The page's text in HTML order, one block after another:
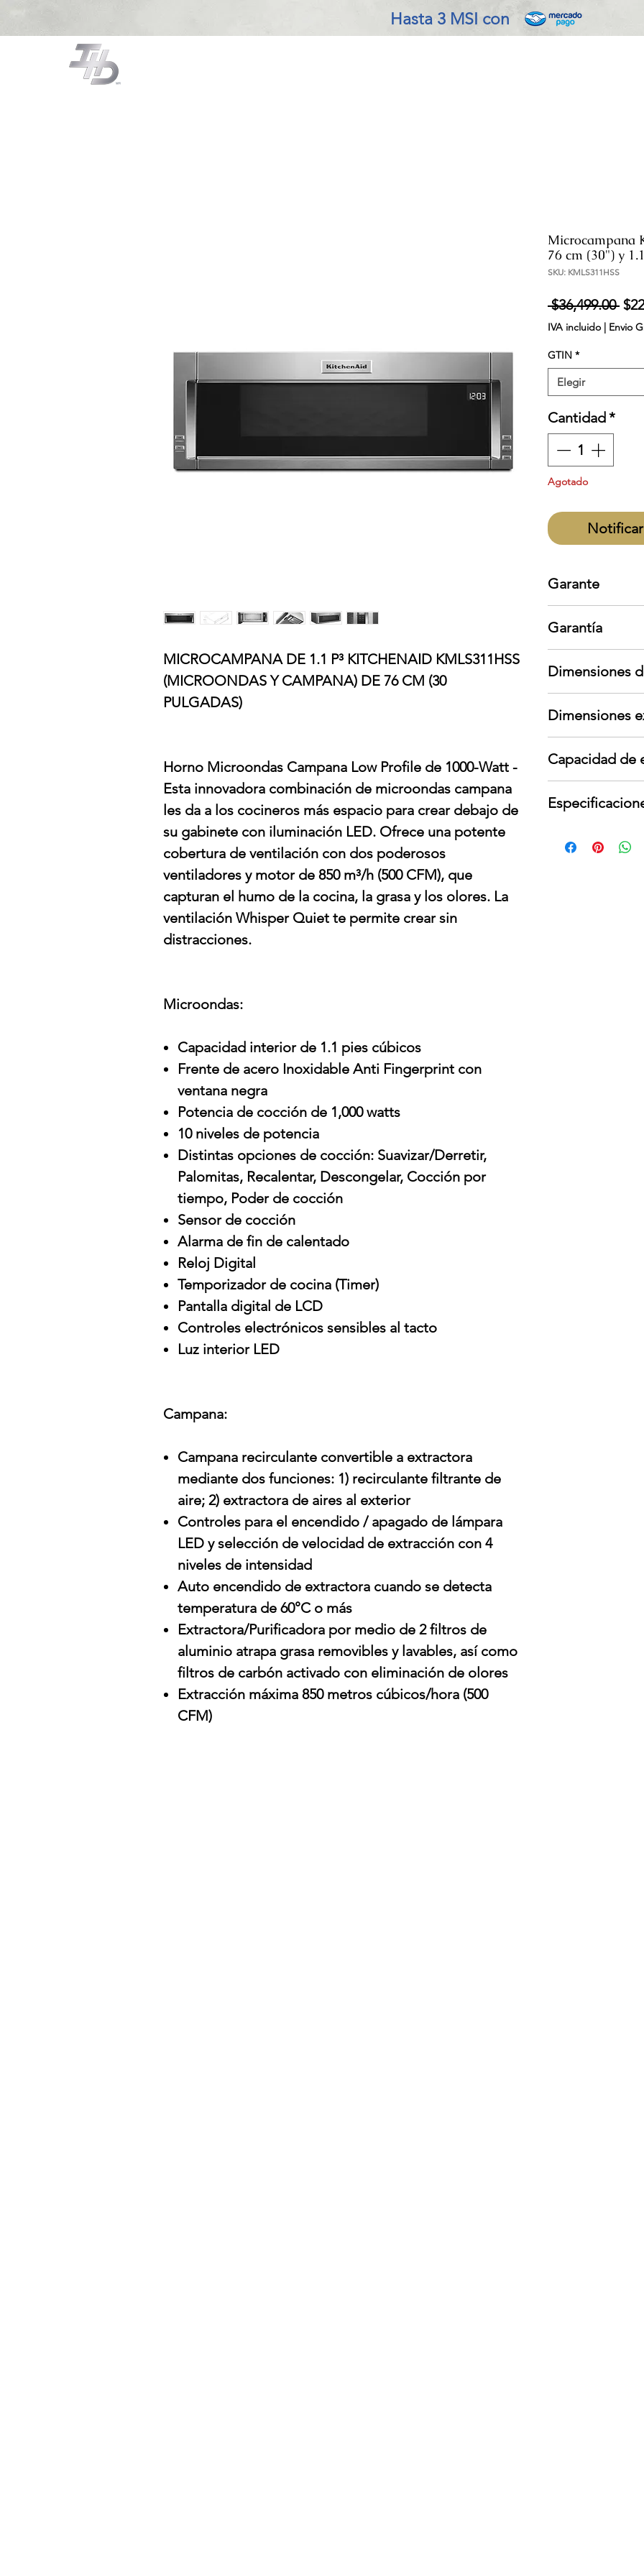
Hasta 3 MSI con
MICROCAMPANA DE 1.1 P³ KITCHENAID KMLS311HSS
(MICROONDAS Y CAMPANA) DE 76 CM (30
PULGADAS)
Horno Microondas Campana Low Profile de 1000-Watt -
Esta innovadora combinación de microondas campana
les da a los cocineros más espacio para crear debajo de
su gabinete con iluminación LED. Ofrece una potente
cobertura de ventilación con dos poderosos
ventiladores y motor de 850 m³/h (500 CFM), que
capturan el humo de la cocina, la grasa y los olores. La
ventilación Whisper Quiet te permite crear sin
distracciones.
Microondas:
Capacidad interior de 1.1 pies cúbicos
Frente de acero Inoxidable Anti Fingerprint con
ventana negra
Potencia de cocción de 1,000 watts
10 niveles de potencia
Distintas opciones de cocción: Suavizar/Derretir,
Palomitas, Recalentar, Descongelar, Cocción por
tiempo, Poder de cocción
Sensor de cocción
Alarma de fin de calentado
Reloj Digital
Temporizador de cocina (Timer)
Pantalla digital de LCD
Controles electrónicos sensibles al tacto
Luz interior LED
Campana:
Campana recirculante convertible a extractora
mediante dos funciones: 1) recirculante filtrante de
aire; 2) extractora de aires al exterior
Controles para el encendido / apagado de lámpara
LED y selección de velocidad de extracción con 4
niveles de intensidad
Auto encendido de extractora cuando se detecta
temperatura de 60°C o más
Extractora/Purificadora por medio de 2 filtros de
aluminio atrapa grasa removibles y lavables, así como
filtros de carbón activado con eliminación de olores
Extracción máxima 850 metros cúbicos/hora (500
CFM)
Microcampana
76 cm (30") y
SKU: KMLS311HSS
$36,499.00
IVA incluido | Envio
GTIN *
Elegir
Cantidad*
Agotado
Garante
Garantía
garante; no cubre
contar con todos
Dimensiones
Ancho: 84 cm
Dimensiones
Ancho: 76.2 cm
Capacidad de
500 CFM
Frecuencia: 60 Hz